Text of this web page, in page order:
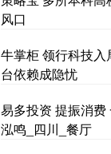
风口
牛掌柜 领行科技
台依赖成隐忧
易多投资 提振消费
泓鸣_四川_餐厅